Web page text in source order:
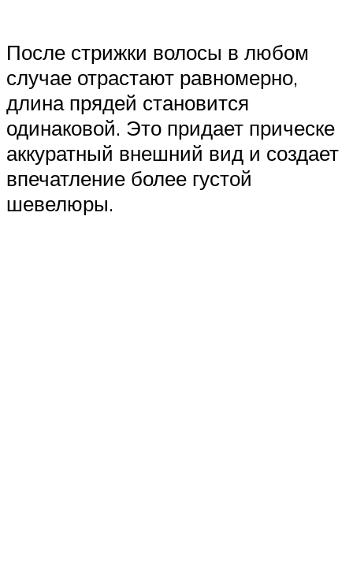
После стрижки волосы в любом
случае отрастают равномерно,
длина прядей становится
одинаковой. Это придает прическе
аккуратный внешний вид и создает
впечатление более густой
шевелюры.